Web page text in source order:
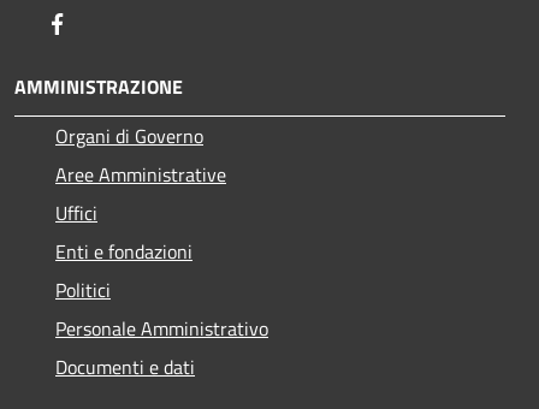
AMMINISTRAZIONE
Organi di Governo
Aree Amministrative
Uffici
Enti e fondazioni
Politici
Personale Amministrativo
Documenti e dati